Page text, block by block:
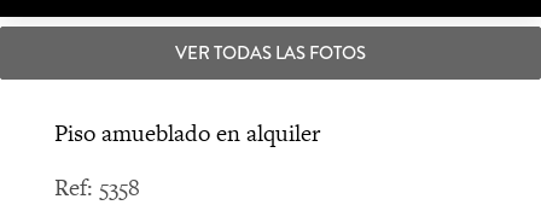
VER TODAS LAS FOTOS
Piso amueblado en alquiler
Ref: 5358